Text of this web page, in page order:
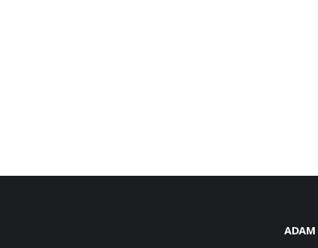
ADAM